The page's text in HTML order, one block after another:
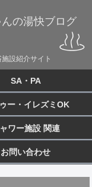
んの湯快ブログ
設紹介サイト
SA・PA
ー・イレズミOK
ワー施設 関連
お問い合わせ